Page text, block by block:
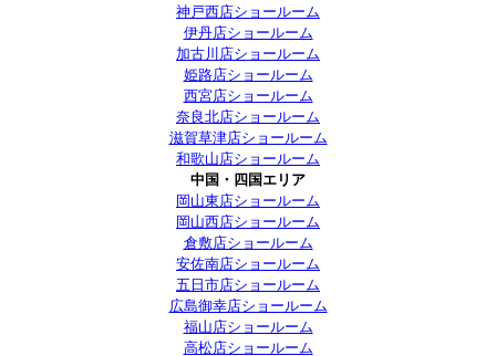
神戸西店ショールーム
伊丹店ショールーム
加古川店ショールーム
姫路店ショールーム
西宮店ショールーム
奈良北店ショールーム
滋賀草津店ショールーム
和歌山店ショールーム
中国・四国エリア
岡山東店ショールーム
岡山西店ショールーム
倉敷店ショールーム
安佐南店ショールーム
五日市店ショールーム
広島御幸店ショールーム
福山店ショールーム
高松店ショールーム